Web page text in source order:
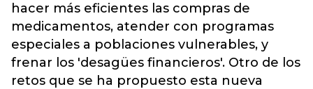
hacer más eficientes las compras de
medicamentos, atender con programas
especiales a poblaciones vulnerables, y
frenar los 'desagües financieros'. Otro de los
retos que se ha propuesto esta nueva